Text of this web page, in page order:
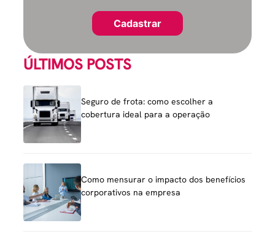
ÚLTIMOS POSTS
Seguro de frota: como escolher a
cobertura ideal para a operação
Como mensurar o impacto dos benefícios
corporativos na empresa